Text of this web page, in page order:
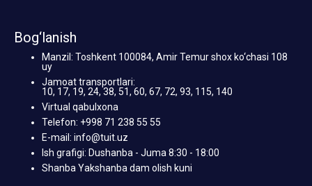
Bog‘lanish
Manzil: Toshkent 100084, Amir Temur shox ko‘chasi 108
uy
Jamoat transportlari:
10, 17, 19, 24, 38, 51, 60, 67, 72, 93, 115, 140
Virtual qabulxona
Telefon: +998 71 238 55 55
E-mail: info@tuit.uz
Ish grafigi: Dushanba - Juma 8:30 - 18:00
Shanba Yakshanba dam olish kuni